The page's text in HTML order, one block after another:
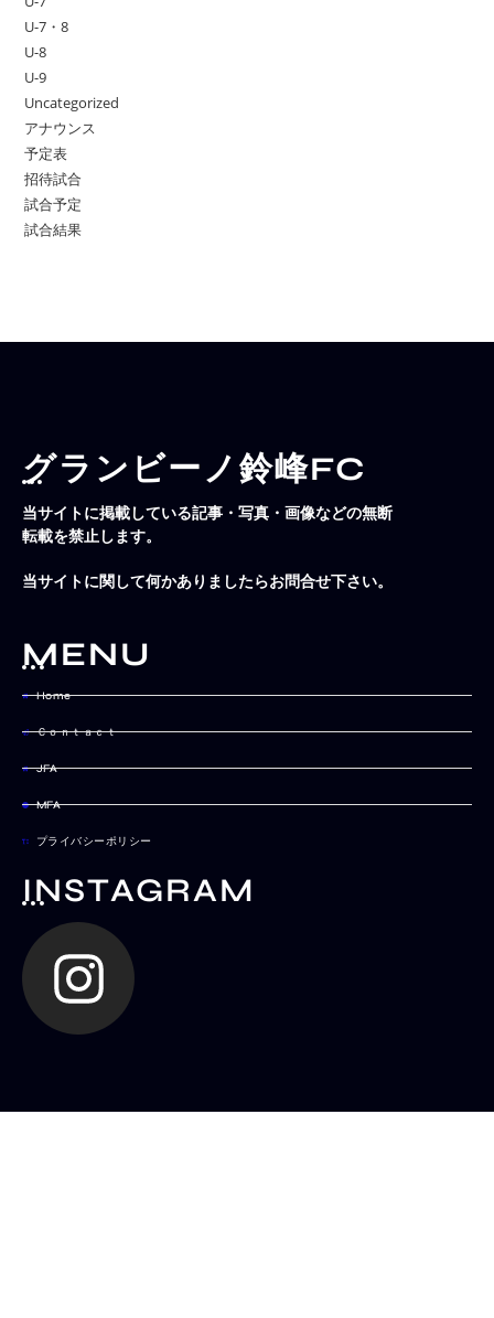
U-7・8
U-8
U-9
Uncategorized
アナウンス
予定表
招待試合
試合予定
試合結果
グランビーノ鈴峰FC
当サイトに掲載している記事・写真・画像などの無断
転載を禁止します。
当サイトに関して何かありましたらお問合せ下さい。
MENU
Home
Ｃｏｎｔａｃｔ
JFA
MFA
プライバシーポリシー
INSTAGRAM